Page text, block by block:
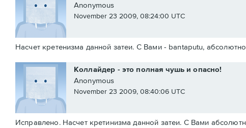
Anonymous
November 23 2009, 08:24:00 UTC
Насчет кретенизма данной затеи. С Вами - bantaputu,
Коллайдер - это полная чушь и опасно!
Anonymous
November 23 2009, 08:40:06 UTC
Исправлено. Насчет кретинизма данной затеи. С Вами